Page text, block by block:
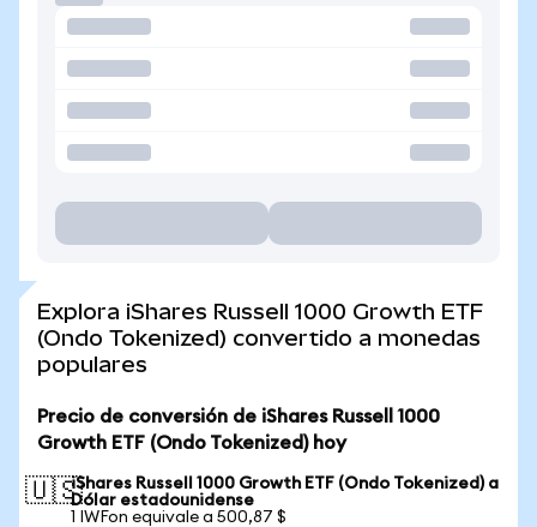
Explora iShares Russell 1000 Growth ETF
(Ondo Tokenized) convertido a monedas
populares
Precio de conversión de iShares Russell 1000
Growth ETF (Ondo Tokenized) hoy
🇺🇸iShares Russell 1000 Growth ETF (Ondo Tokenized) a
Dólar estadounidense
1 IWFon equivale a 500,87 $